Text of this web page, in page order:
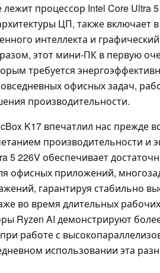
лежит процессор Intel Core Ultra
ЦП, также включает
интеллекта и
этот мини-ПК в первую
требуется
офисных задач,
производительности.
K17 впечатлил нас прежде
производительности и
5 226V обеспечивает
офисных приложений,
гарантируя стабильно
во время длительных
Ryzen AI демонстрируют
работе с
использовании эта